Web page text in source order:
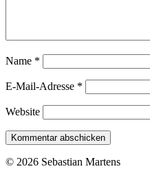
Name *
E-Mail-Adresse *
Website
© 2026 Sebastian Martens